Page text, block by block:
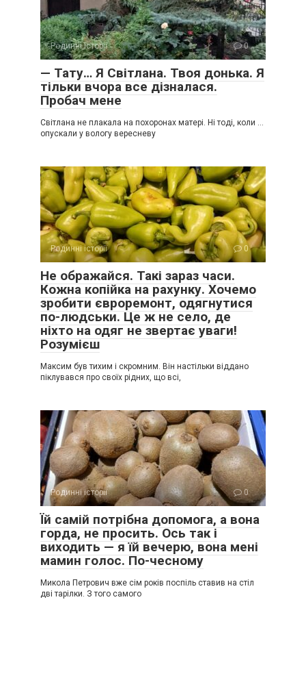
Родинні історії 0
— Тату… Я Світлана. Твоя донька. Я
тільки вчора все дізналася.
Пробач мене
Світлана не плакала на похоронах матері. Ні тоді, коли …
опускали у вологу вересневу
Родинні історії 0
Не ображайся. Такі зараз часи.
Кожна копійка на рахунку. Хочемо
зробити євроремонт, одягнутися
по-людськи. Це ж не село, де
ніхто на одяг не звертає уваги!
Розумієш
Максим був тихим і скромним. Він настільки віддано
піклувався про своїх рідних, що всі,
Родинні історії 0
Їй самій потрібна допомога, а вона
горда, не просить. Ось так і
виходить — я їй вечерю, вона мені
мамин голос. По-чесному
Микола Петрович вже сім років поспіль ставив на стіл
дві тарілки. З того самого